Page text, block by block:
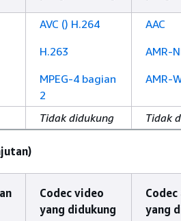
AVC () H.264
H.263
MPEG-4 bagian
2
AAC
AMR-
AMR-
Tidak didukung Tidak
Codec video
yang didukung
yang